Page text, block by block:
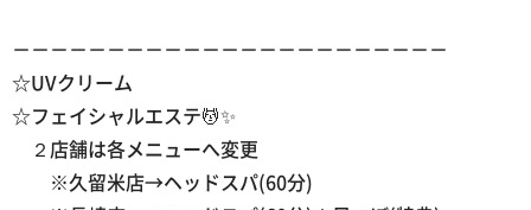
－－－－－－－－－－－－－－－－－－－－－－－
☆UVクリーム
☆フェイシャルエステ💆✨
２店舗は各メニューへ変更
※久留米店→ヘッドスパ(60分)